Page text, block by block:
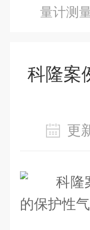
量计测
科隆案
更